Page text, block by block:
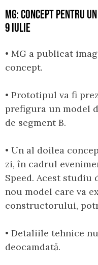
MG: CONCEPT PENTRU
9 IULIE
• MG a publicat
concept.
• Prototipul va fi
prefigura un model
de segment B.
• Un al doilea
zi, în cadrul
Speed. Acest studiu
nou model care va
constructorului,
• Detaliile tehnice
deocamdată.